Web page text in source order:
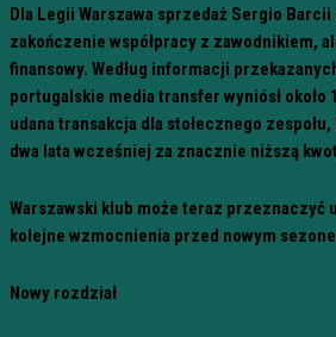
Dla Legii Warszawa sprzedaż Sergio
zakończenie współpracy z zawodnikiem,
finansowy. Według informacji
portugalskie media transfer wyniósł około
udana transakcja dla stołecznego
dwa lata wcześniej za znacznie niższą
Warszawski klub może teraz przeznaczyć
kolejne wzmocnienia przed nowym
Nowy rozdział